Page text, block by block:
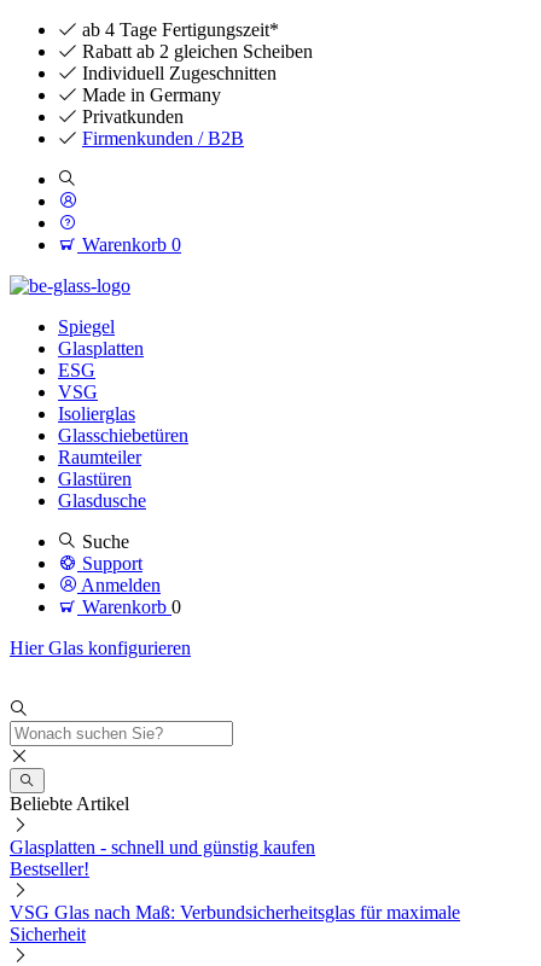
ab 4 Tage Fertigungszeit*
Rabatt ab 2 gleichen Scheiben
Individuell Zugeschnitten
Made in Germany
Privatkunden
Firmenkunden / B2B
Warenkorb 0
Spiegel
Glasplatten
ESG
VSG
Isolierglas
Glasschiebetüren
Raumteiler
Glastüren
Glasdusche
Suche
Support
Anmelden
Warenkorb 0
Hier Glas konfigurieren
Beliebte Artikel
Glasplatten - schnell und günstig kaufen
Bestseller!
VSG Glas nach Maß: Verbundsicherheitsglas für maximale
Sicherheit